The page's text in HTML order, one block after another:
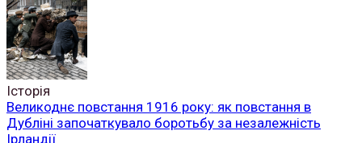
Історія
Великоднє повстання 1916 року: як повстання в
Дубліні започаткувало боротьбу за незалежність
Ірландії